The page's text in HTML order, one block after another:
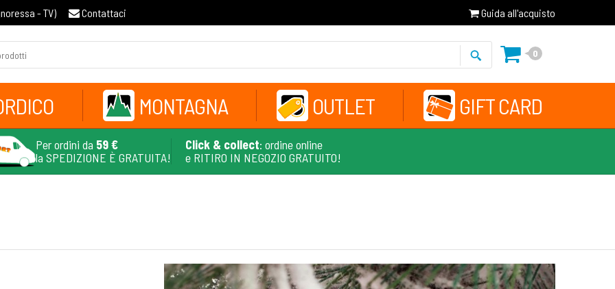
- TV) Contattaci Guida all'acquisto
0
MONTAGNA OUTLET GIFT CARD
Per ordini da 59 €
la SPEDIZIONE È GRATUITA!
Click & collect: ordine online
e RITIRO IN NEGOZIO GRATUITO!